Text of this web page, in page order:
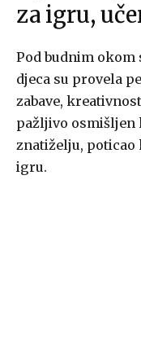
za igru,
Pod budnim okom
djeca su provela
zabave,
pažljivo osmišljen
znatiželju,
igru.